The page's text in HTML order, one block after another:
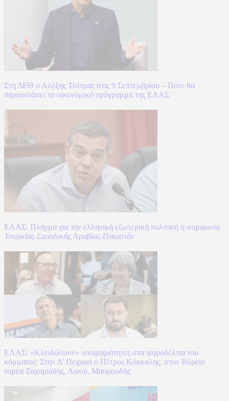
Στη ΔΕΘ ο Αλέξης Τσίπρας στις 9 Σεπτεμβρίου – Πότε θα
παρουσιάσει το οικονομικό πρόγραμμα της ΕΛΑΣ
ΕΛΑΣ: Πλήγμα για την ελληνική εξωτερική πολιτική η συμφωνία
Τουρκίας-Σαουδικής Αραβίας-Πακιστάν
ΕΛΑΣ: «Κλειδώνουν» υποψηφιότητες στα ψηφοδέλτια του
κόμματος: Στην Α’ Πειραιά ο Πέτρος Κόκκαλης, στον Βόρειο
τομέα Ζαχαριάδης, Λινού, Μαυρουδής